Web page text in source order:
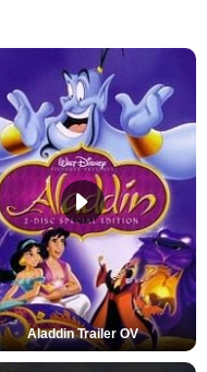
Aladdin Trailer OV